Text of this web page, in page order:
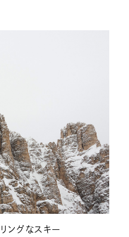
ングなスキー